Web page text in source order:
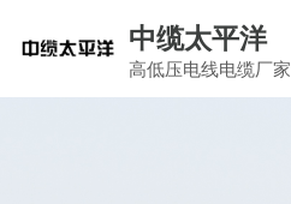
中缆太平洋
高低压电线电缆厂家